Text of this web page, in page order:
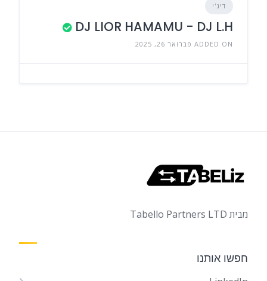
דיג'י
DJ LIOR HAMAMU - DJ L.H
ADDED ON פברואר 26, 2025
מבית Tabello Partners LTD
חפשו אותנו